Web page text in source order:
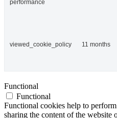
performance
viewed_cookie_policy 11 months
Functional
Functional
Functional cookies help to
sharing the content of the website